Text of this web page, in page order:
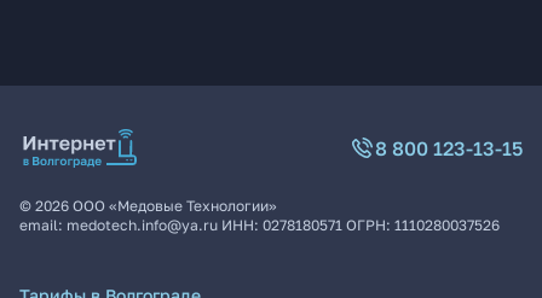
8 800 123-13-15
© 2026 ООО «Медовые Технологии»
email: medotech.info@ya.ru ИНН: 0278180571 ОГРН: 1110280037526